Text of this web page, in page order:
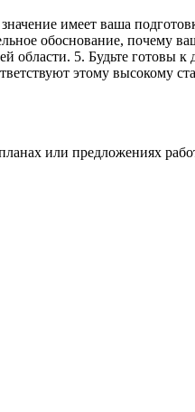
имеет ваша
обоснование,
5. Будьте готовы
этому высокому
или предложениях